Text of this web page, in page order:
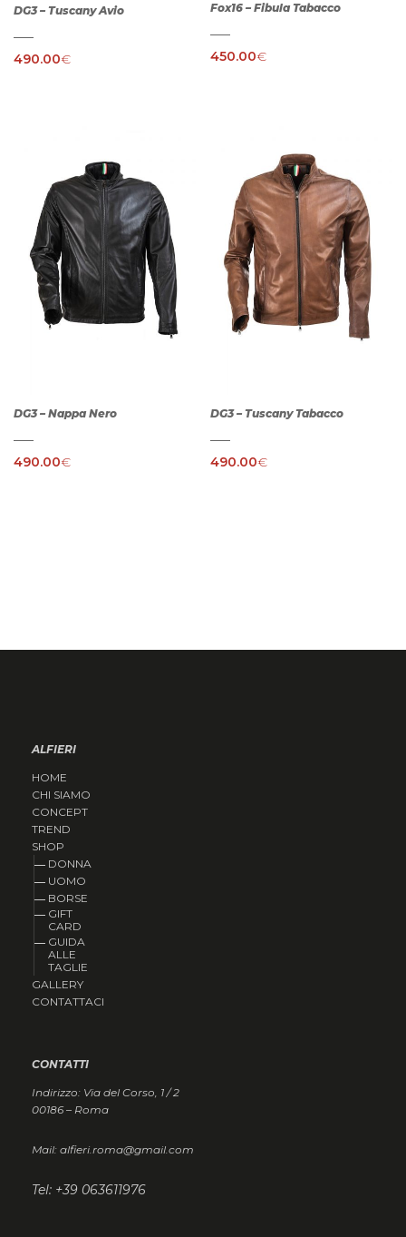
DG3 – Tuscany Avio
490.00€
Fox16 – Fibula Tabacco
450.00€
DG3 – Nappa Nero
490.00€
DG3 – Tuscany Tabacco
490.00€
ALFIERI
HOME
CHI SIAMO
CONCEPT
TREND
SHOP
DONNA
UOMO
BORSE
GIFT
CARD
GUIDA
ALLE
TAGLIE
GALLERY
CONTATTACI
CONTATTI
Indirizzo: Via del Corso, 1 / 2
00186 – Roma
Mail: alfieri.roma@gmail.com
Tel: +39 063611976